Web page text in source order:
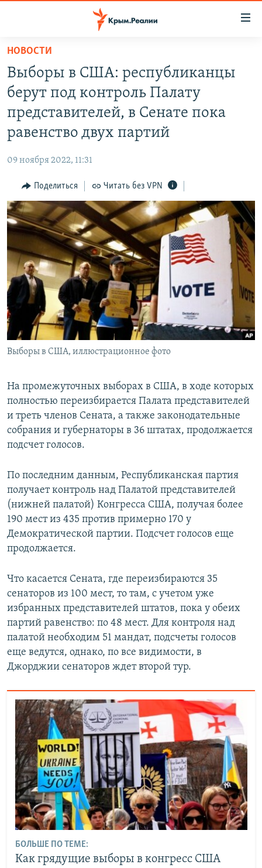
Вернуться
основному
содержанию
Вернутся
главной
Вернутся
поиску
НОВОСТИ
СПЕЦПРОЕКТЫ
ВОДА
ИНТЕРАКТИВ
ИНФОГРАФИКА
ТЕЛЕПРОЕКТ КРЫМ.РЕАЛИИ
СОВЕТЫ ПРАВОЗАЩИТНИКОВ
ПРОПАВШИЕ БЕЗ ВЕСТИ
ПОБЕДИТЕЛЕЙ НЕ СУДЯТ?
КРЫМ.НЕПОКОРЕННЫЙ
ELIFBE
УКРАИНСКАЯ ПРОБЛЕМА КРЫМА
РАДІО СВОБОДА
КАК ОБОЙТИ БЛОКИРОВКУ
Українською
Qırımtatar
ПРИСОЕДИНЯЙТЕСЬ!
Все сайты RFE/RL
НОВОСТИ
Выборы в США: республиканцы
берут под контроль Палату
представителей, в Сенате пока
равенство двух партий
09 ноября 2022, 11:31
Поделиться Читать без VPN
Выборы в США, иллюстрационное фото
На промежуточных выборах в США, в ходе которых
полностью переизбирается Палата представителей
и треть членов Сената, а также законодательные
собрания и губернаторы в 36 штатах, продолжается
подсчет голосов.
По последним данным, Республиканская партия
получает контроль над Палатой представителей
(нижней палатой) Конгресса США, получая более
190 мест из 435 против примерно 170 у
Демократической партии. Подсчет голосов еще
продолжается.
Что касается Сената, где переизбираются 35
сенаторов из 100 мест, то там, с учетом уже
избранных представителей штатов, пока у обеих
партий равенство: по 48 мест. Для контроля над
палатой необходим 51 мандат, подсчеты голосов
еще ведутся, однако, по все видимости, в
Джорджии сенаторов ждет второй тур.
БОЛЬШЕ ПО ТЕМЕ:
Как грядущие выборы в конгресс США